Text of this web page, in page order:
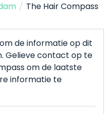
/ The Hair Compass
de informatie op dit
Gelieve contact op te
om de laatste
informatie te